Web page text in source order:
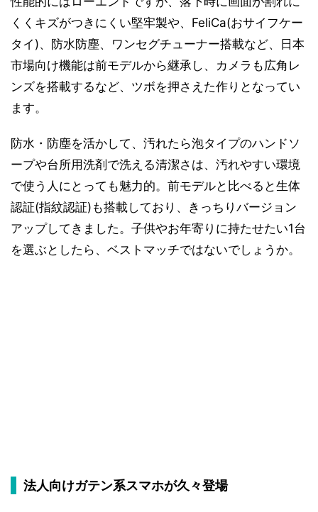
くくキズがつきにくい堅牢製や、FeliCa(おサイフケー
タイ)、防水防塵、ワンセグチューナー搭載など、日本
市場向け機能は前モデルから継承し、カメラも広角レ
ンズを搭載するなど、ツボを押さえた作りとなってい
ます。
防水・防塵を活かして、汚れたら泡タイプのハンドソ
ープや台所用洗剤で洗える清潔さは、汚れやすい環境
で使う人にとっても魅力的。前モデルと比べると生体
認証(指紋認証)も搭載しており、きっちりバージョン
アップしてきました。子供やお年寄りに持たせたい1台
を選ぶとしたら、ベストマッチではないでしょうか。
法人向けガテン系スマホが久々登場